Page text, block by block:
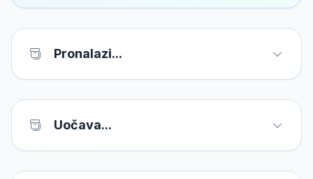
Pronalazi...
Uočava...